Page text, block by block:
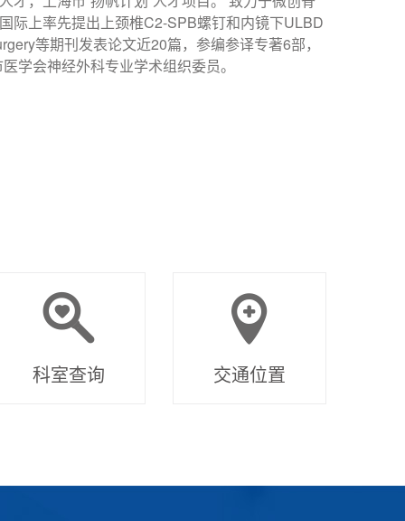
际上率先提出上颈椎C2-SPB螺钉和内镜下ULBD
等期刊发表论文近20篇，参编参译专著6部，
学会神经外科专业学术组织委员。
科室查询 交通位置